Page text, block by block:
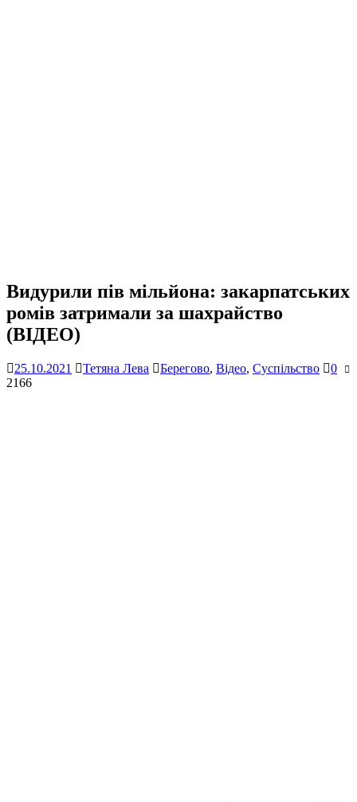
Видурили пів мільйона: закарпатських
ромів затримали за шахрайство
(ВІДЕО)
25.10.2021 Тетяна Лева Берегово, Відео, Суспільство
0
2166